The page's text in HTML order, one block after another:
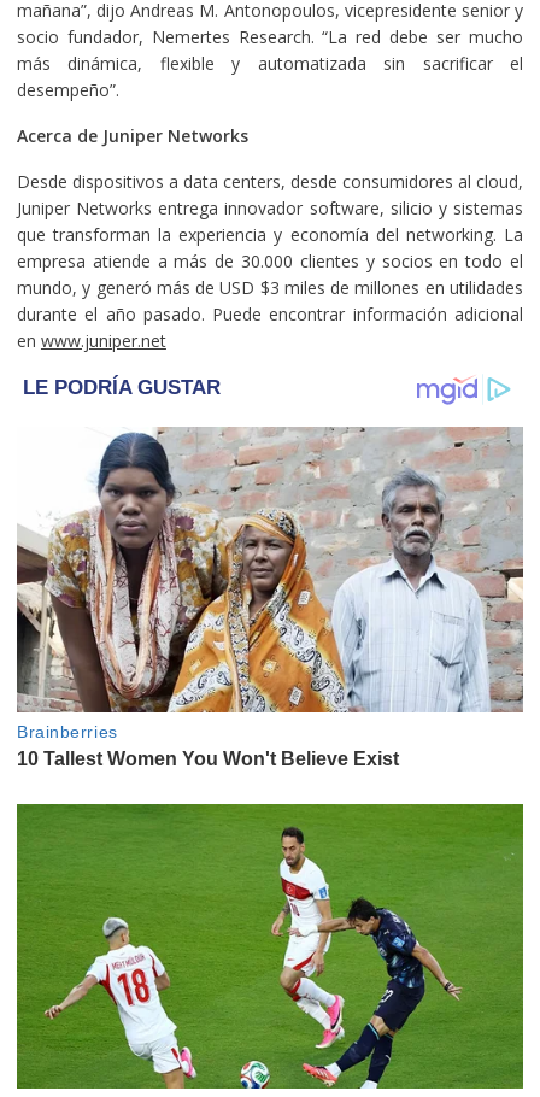
mañana”, dijo Andreas M. Antonopoulos, vicepresidente senior y
socio fundador, Nemertes Research. “La red debe ser mucho
más dinámica, flexible y automatizada sin sacrificar el
desempeño”.
Acerca de Juniper Networks
Desde dispositivos a data centers, desde consumidores al cloud,
Juniper Networks entrega innovador software, silicio y sistemas
que transforman la experiencia y economía del networking. La
empresa atiende a más de 30.000 clientes y socios en todo el
mundo, y generó más de USD $3 miles de millones en utilidades
durante el año pasado. Puede encontrar información adicional
en www.juniper.net